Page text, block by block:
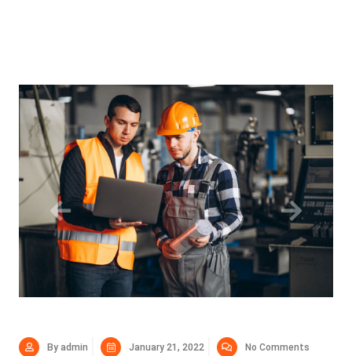
By admin January 21, 2022 No Comments